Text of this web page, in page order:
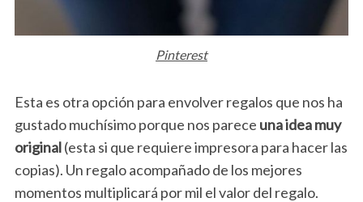
Pinterest
Esta es otra opción para envolver regalos que nos ha
gustado muchísimo porque nos parece una idea muy
original(esta si que requiere impresora para hacer las
copias). Un regalo acompañado de los mejores
momentos multiplicará por mil el valor del regalo.